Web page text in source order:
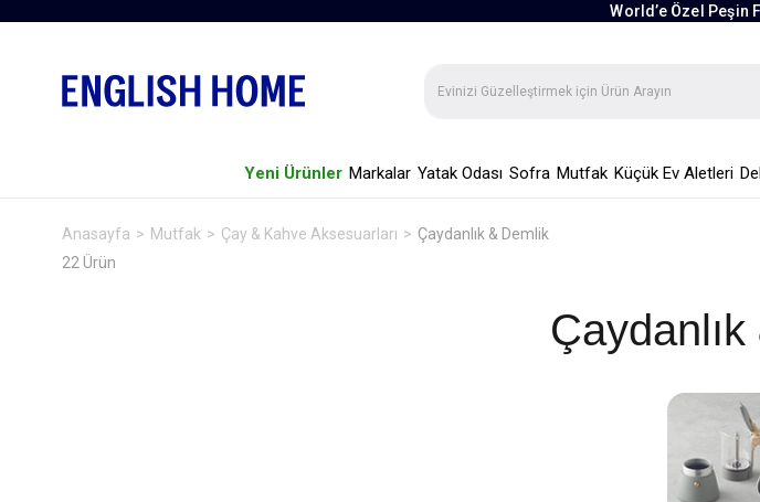
World’e Özel Peşin
Yeni Ürünler Markalar Yatak Odası Sofra Mutfak Küçük Ev Aletleri
Anasayfa Mutfak Çay & Kahve Aksesuarları
Çaydanlık & Demlik
22 Ürün